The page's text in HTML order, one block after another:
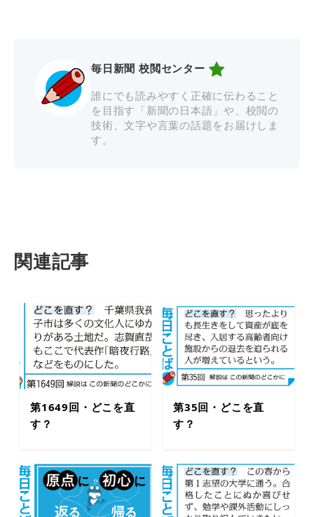
毎日新聞 校閲センター
誰にでも読みやすく正確に伝わること
を目指す「新聞の日本語」や、校閲の
技術、文字や言葉の話題をお届けしま
す。
関連記事
第1649回・どこを直
す？
第35回・どこを直
す？